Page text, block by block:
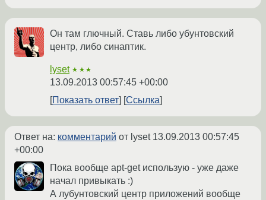
Он там глючный. Ставь либо убунтовский
центр, либо синаптик.
lyset ★★★
13.09.2013 00:57:45 +00:00
Показать ответ
Ссылка
Ответ на: комментарий от lyset 13.09.2013 00:57:45
+00:00
Пока вообще apt-get использую - уже даже
начал привыкать :)
А лубунтовский центр приложений вообще